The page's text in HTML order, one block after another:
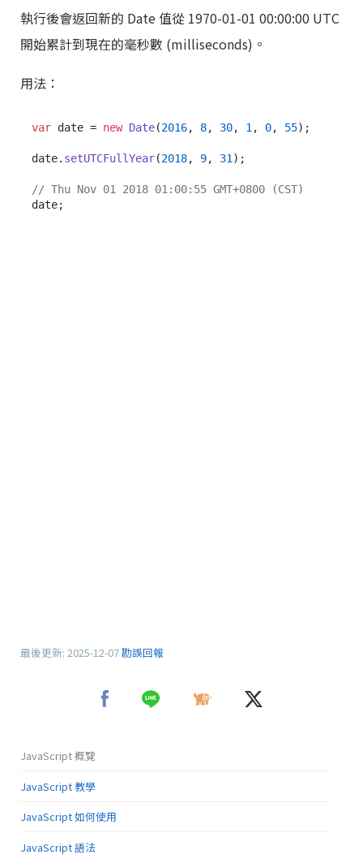
執行後會返回新的 Date 值從 1970-01-01 00:00:00 UTC
開始累計到現在的毫秒數 (milliseconds)。
用法：
var date = new Date(2016, 8, 30, 1 , 0, 55);
date. setUTCFullYear(2018, 9, 31 );
// Thu Nov 01 2018 01:00:55 GMT+0800 (CST)
最後更新: 2025-12-07勘誤回報
JavaScript 概覽
JavaScript 教學
JavaScript 如何使用
JavaScript 語法